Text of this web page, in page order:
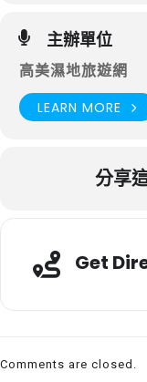
主辦單位
高美濕地旅遊網
LEARN MORE
分享
Get
Comments are closed.